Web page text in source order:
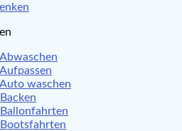
waschen